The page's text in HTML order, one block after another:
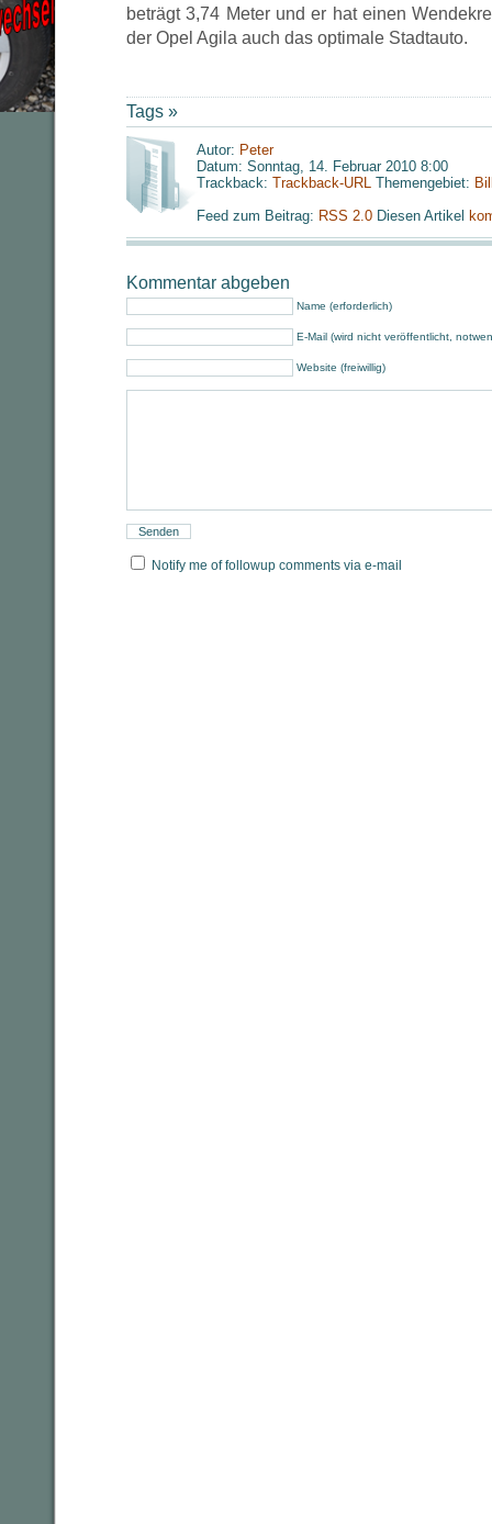
beträgt 3,74 Meter und er hat einen
der Opel Agila auch das optimale Stadtauto.
Tags »
Autor: Peter
Datum: Sonntag, 14. Februar 2010 8:00
Trackback: Trackback-URL Themengebiet:
Feed zum Beitrag: RSS 2.0 Diesen Artikel
Kommentar abgeben
Name (erforderlich)
E-Mail (wird nicht veröffentlicht,
Website (freiwillig)
Notify me of followup comments via e-mail